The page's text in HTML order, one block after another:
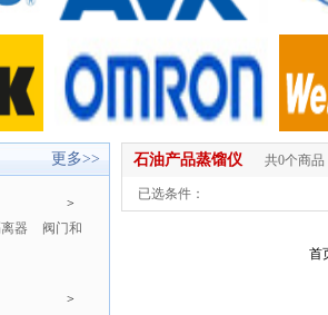
更多>>
>
器
阀门和
>
石油产品蒸馏仪 共0个商品
已选条件：
首